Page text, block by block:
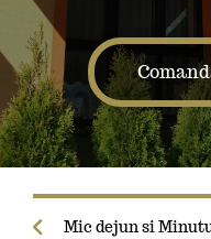
Mic dejun si